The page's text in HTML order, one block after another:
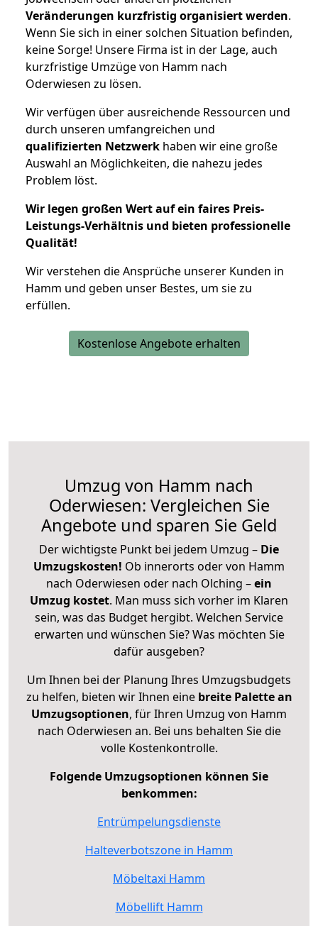
Veränderungen kurzfristig organisiert werden.
Wenn Sie sich in einer solchen Situation befinden,
keine Sorge! Unsere Firma ist in der Lage, auch
kurzfristige Umzüge von Hamm nach
Oderwiesen zu lösen.
Wir verfügen über ausreichende Ressourcen und
durch unseren umfangreichen und
qualifizierten Netzwerk haben wir eine große
Auswahl an Möglichkeiten, die nahezu jedes
Problem löst.
Wir legen großen Wert auf ein faires Preis-
Leistungs-Verhältnis und bieten professionelle
Qualität!
Wir verstehen die Ansprüche unserer Kunden in
Hamm und geben unser Bestes, um sie zu
erfüllen.
Kostenlose Angebote erhalten
Umzug von Hamm nach
Oderwiesen: Vergleichen Sie
Angebote und sparen Sie Geld
Der wichtigste Punkt bei jedem Umzug – Die
Umzugskosten! Ob innerorts oder von Hamm
nach Oderwiesen oder nach Olching –ein
Umzug kostet. Man muss sich vorher im Klaren
sein, was das Budget hergibt. Welchen Service
erwarten und wünschen Sie? Was möchten Sie
dafür ausgeben?
Um Ihnen bei der Planung Ihres Umzugsbudgets
zu helfen, bieten wir Ihnen eine breite Palette an
Umzugsoptionen, für Ihren Umzug von Hamm
nach Oderwiesen an. Bei uns behalten Sie die
volle Kostenkontrolle.
Folgende Umzugsoptionen können Sie
benkommen:
Entrümpelungsdienste
Halteverbotszone in Hamm
Möbeltaxi Hamm
Möbellift Hamm